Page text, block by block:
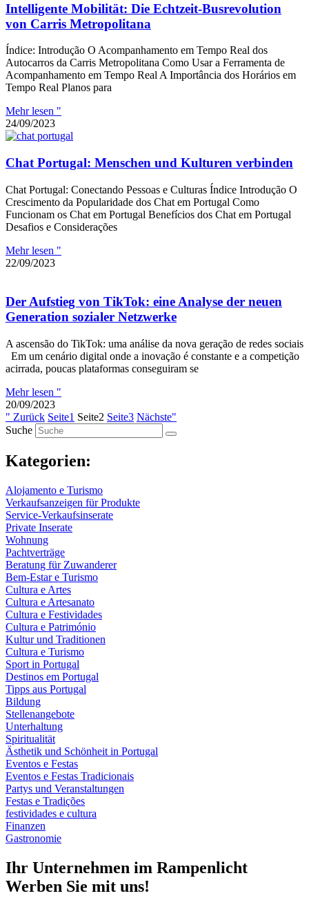
Intelligente Mobilität: Die Echtzeit-Busrevolution
von Carris Metropolitana
Índice: Introdução O Acompanhamento em Tempo Real dos
Autocarros da Carris Metropolitana Como Usar a Ferramenta de
Acompanhamento em Tempo Real A Importância dos Horários em
Tempo Real Planos para
Mehr lesen "
24/09/2023
Chat Portugal: Menschen und Kulturen verbinden
Chat Portugal: Conectando Pessoas e Culturas Índice Introdução O
Crescimento da Popularidade dos Chat em Portugal Como
Funcionam os Chat em Portugal Benefícios dos Chat em Portugal
Desafios e Considerações
Mehr lesen "
22/09/2023
Der Aufstieg von TikTok: eine Analyse der neuen
Generation sozialer Netzwerke
A ascensão do TikTok: uma análise da nova geração de redes sociais
Em um cenário digital onde a inovação é constante e a competição
acirrada, poucas plataformas conseguiram se
Mehr lesen "
20/09/2023
" Zurück Seite1 Seite2 Seite3 Nächste"
Suche
Kategorien:
Alojamento e Turismo
Verkaufsanzeigen für Produkte
Service-Verkaufsinserate
Private Inserate
Wohnung
Pachtverträge
Beratung für Zuwanderer
Bem-Estar e Turismo
Cultura e Artes
Cultura e Artesanato
Cultura e Festividades
Cultura e Património
Kultur und Traditionen
Cultura e Turismo
Sport in Portugal
Destinos em Portugal
Tipps aus Portugal
Bildung
Stellenangebote
Unterhaltung
Spiritualität
Ästhetik und Schönheit in Portugal
Eventos e Festas
Eventos e Festas Tradicionais
Partys und Veranstaltungen
Festas e Tradições
festividades e cultura
Finanzen
Gastronomie
Ihr Unternehmen im Rampenlicht
Werben Sie mit uns!